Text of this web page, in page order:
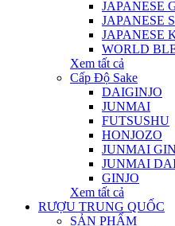
JAPANESE
JAPANESE
JAPANESE
WORLD
Xem tất cả
Cấp Độ Sake
DAIGINJO
JUNMAI
FUTSUSHU
HONJOZO
JUNMAI
JUNMAI
GINJO
Xem tất cả
RƯỢU TRUNG QUỐC
SẢN PHẨM